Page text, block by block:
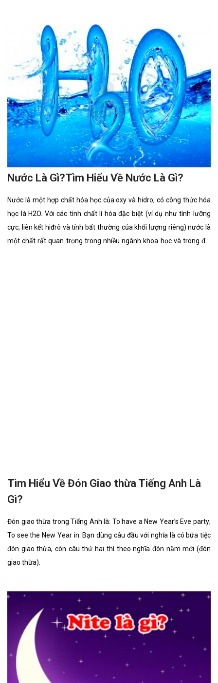
Nước Là Gì?Tìm Hiểu Về Nước Là Gì?
Nước là một hợp chất hóa học của oxy và hidro, có công thức hóa
học là H2O. Với các tính chất lí hóa đặc biệt (ví dụ như tính lưỡng
cực, liên kết hiđrô và tính bất thường của khối lượng riêng) nước là
một chất rất quan trọng trong nhiều ngành khoa học và trong đời